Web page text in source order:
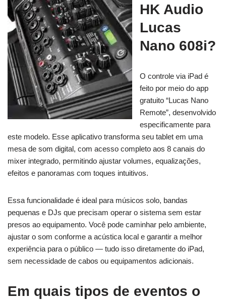
HK Audio
Lucas
Nano 608i?
O controle via iPad é
feito por meio do app
gratuito “Lucas Nano
Remote”, desenvolvido
especificamente para
este modelo. Esse aplicativo transforma seu tablet em uma
mesa de som digital, com acesso completo aos 8 canais do
mixer integrado, permitindo ajustar volumes, equalizações,
efeitos e panoramas com toques intuitivos.
Essa funcionalidade é ideal para músicos solo, bandas
pequenas e DJs que precisam operar o sistema sem estar
presos ao equipamento. Você pode caminhar pelo ambiente,
ajustar o som conforme a acústica local e garantir a melhor
experiência para o público — tudo isso diretamente do iPad,
sem necessidade de cabos ou equipamentos adicionais.
Em quais tipos de eventos o